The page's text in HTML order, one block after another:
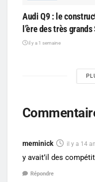
Audi Q9 : le
l’ère des très grands
il y a 1 semaine
meminick il y a 14
y avait’il des
Répondre